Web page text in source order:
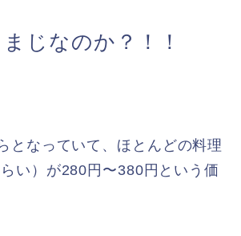
じなのか？！！
となっていて、ほとんどの料理
らい）が280円〜380円という価